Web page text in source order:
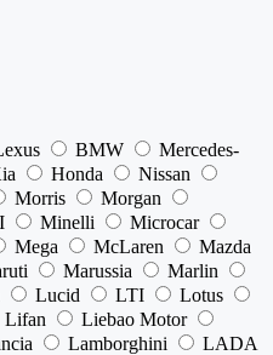
BMW
Mercedes-
Honda
Nissan
Morris
Morgan
Minelli
Microcar
Mega McLaren
Mazda
Marussia
Marlin
Lucid LTI
Lotus
Lifan
Liebao Motor
Lamborghini
LADA